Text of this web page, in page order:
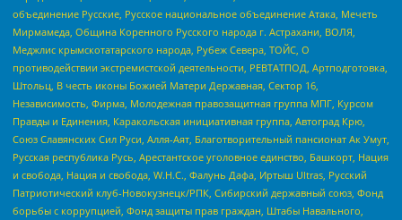
объединение Русские, Русское национальное объединение Атака, Мечеть
Мирмамеда, Община Коренного Русского народа г. Астрахани, ВОЛЯ,
Меджлис крымскотатарского народа, Рубеж Севера, ТОЙС, О
противодействии экстремистской деятельности, РЕВТАТПОД, Артподготовка,
Штольц, В честь иконы Божией Матери Державная, Сектор 16,
Независимость, Фирма, Молодежная правозащитная группа МПГ, Курсом
Правды и Единения, Каракольская инициативная группа, Автоград Крю,
Союз Славянских Сил Руси, Алля-Аят, Благотворительный пансионат Ак Умут,
Русская республика Русь, Арестантское уголовное единство, Башкорт, Нация
и свобода, Нация и свобода, W.H.С., Фалунь Дафа, Иртыш Ultras, Русский
Патриотический клуб-Новокузнецк/РПК, Сибирский державный союз, Фонд
борьбы с коррупцией, Фонд защиты прав граждан, Штабы Навального,